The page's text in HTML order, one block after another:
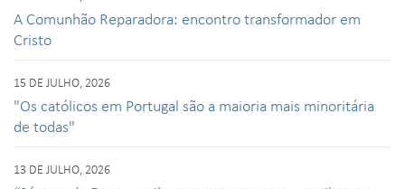
A Comunhão Reparadora: encontro transformador em
Cristo
15 DE JULHO, 2026
"Os católicos em Portugal são a maioria mais minoritária
de todas"
13 DE JULHO, 2026